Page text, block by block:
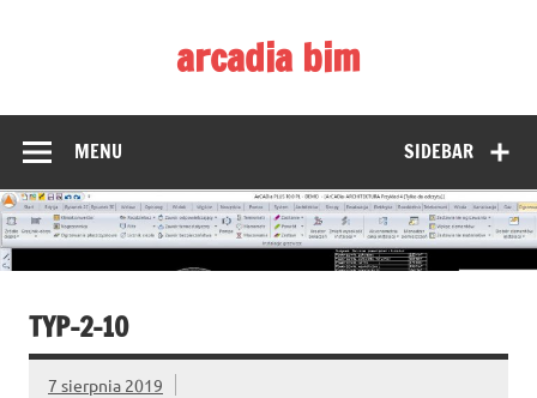
arcadia bim
SIDEBAR
MENU
TYP-2-10
7 sierpnia 2019